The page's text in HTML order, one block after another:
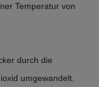
Temperatur von
durch die
umgewandelt.